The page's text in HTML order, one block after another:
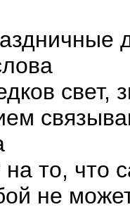
свет,
то, что
не может